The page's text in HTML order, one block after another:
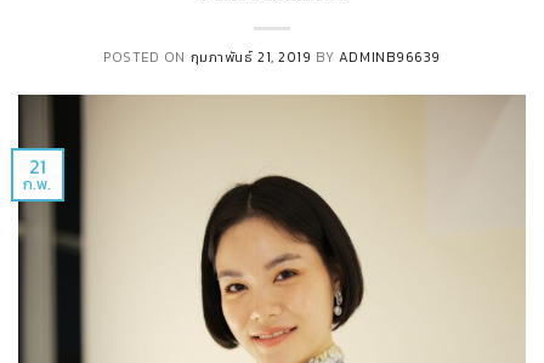
POSTED ON กุมภาพันธ์ 21, 2019 BY ADMINB96639
21
ก.พ.